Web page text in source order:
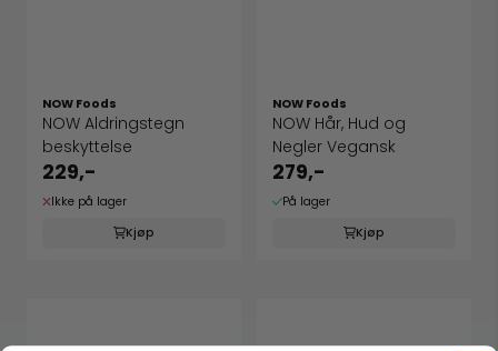
NOW Foods
NOW Aldringstegn
beskyttelse
229,-
Ikke på lager
Kjøp
NOW Foods
NOW Hår, Hud og
Negler Vegansk
279,-
På lager
Kjøp